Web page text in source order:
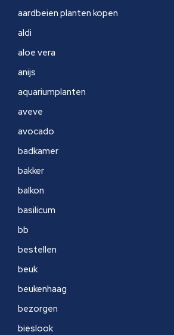
aardbeien planten kopen
aldi
aloe vera
anijs
aquariumplanten
aveve
avocado
badkamer
bakker
balkon
basilicum
bb
bestellen
beuk
beukenhaag
bezorgen
bieslook